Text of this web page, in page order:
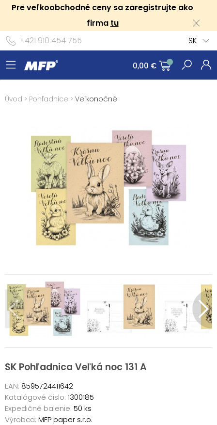
Pre veľkoobchodné ceny sa zaregistrujte ako
firma tu
+421 910 454 755
SK
0,00 €
Úvod > Pohľadnice > Veľkonočné
SK Pohľadnica Veľká noc 131 A
EAN: 8595724411642
Katalógové čislo: 1300185
Expedičné balenie: 50 ks
Výrobca: MFP paper s.r.o.